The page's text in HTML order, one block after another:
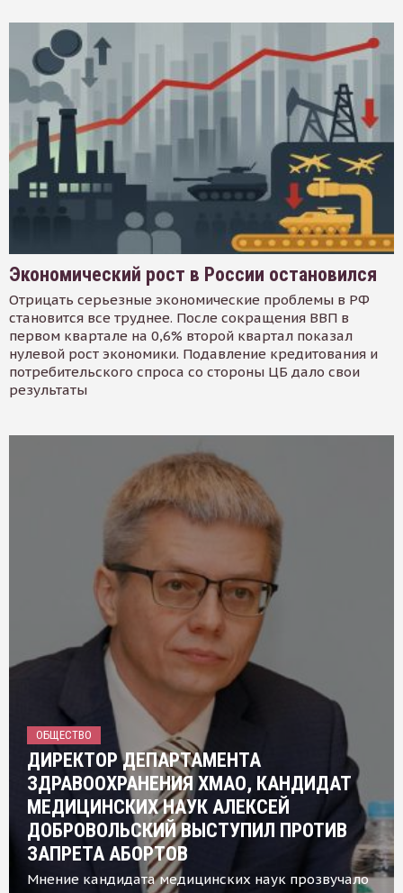
Экономический рост в России остановился
Отрицать серьезные экономические проблемы в РФ
становится все труднее. После сокращения ВВП в
первом квартале на 0,6% второй квартал показал
нулевой рост экономики. Подавление кредитования и
потребительского спроса со стороны ЦБ дало свои
результаты
ОБЩЕСТВО
ДИРЕКТОР ДЕПАРТАМЕНТА
ЗДРАВООХРАНЕНИЯ ХМАО, КАНДИДАТ
МЕДИЦИНСКИХ НАУК АЛЕКСЕЙ
ДОБРОВОЛЬСКИЙ ВЫСТУПИЛ ПРОТИВ
ЗАПРЕТА АБОРТОВ
Мнение кандидата медицинских наук прозвучало